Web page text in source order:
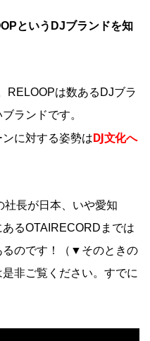
というDJブランドを知
RELOOPは数あるDJブラ
ランドです。
に対する姿勢はDJ文化へ
社長が日本、いや愛知
るOTAIRECORDまでは
るのです！（▼そのときの
非ご覧ください。すでに